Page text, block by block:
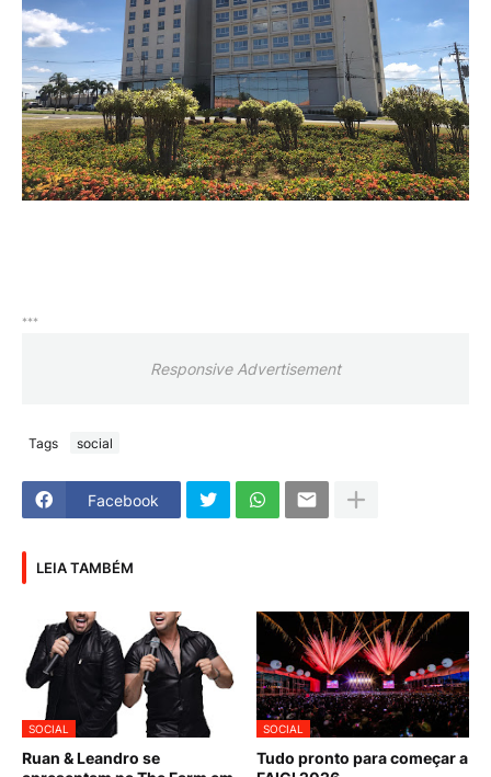
***
Responsive Advertisement
Tags social
Facebook
LEIA TAMBÉM
SOCIAL
Ruan & Leandro se
SOCIAL
Tudo pronto para começar a